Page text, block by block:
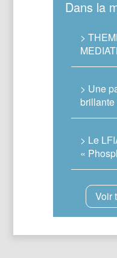
Dans la
>
> Une
brillante
> Le
«
Voir